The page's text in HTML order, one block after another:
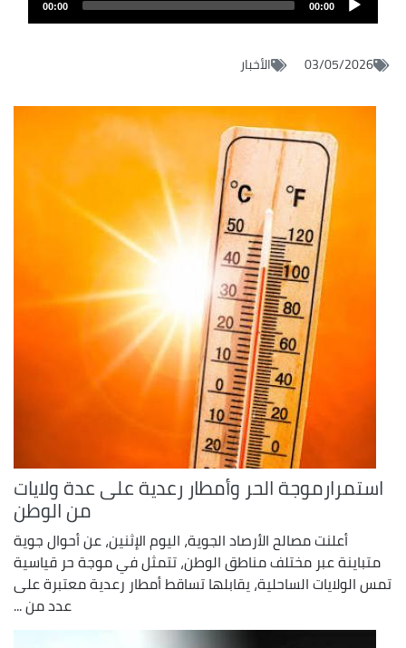
audio
00:00
00:00
03/05/2026 الأخبار
استمرارموجة الحر وأمطار رعدية على عدة ولايات
من الوطن
أعلنت مصالح الأرصاد الجوية، اليوم الإثنين، عن أحوال جوية
متباينة عبر مختلف مناطق الوطن، تتمثل في موجة حر قياسية
تمس الولايات الساحلية، يقابلها تساقط أمطار رعدية معتبرة على
عدد من ...